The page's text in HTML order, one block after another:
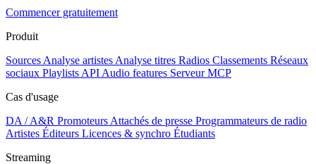
Commencer gratuitement
Produit
Sources Analyse artistes Analyse titres Radios Classements Réseaux
sociaux Playlists API Audio features Serveur MCP
Cas d'usage
DA / A&R Promoteurs Attachés de presse Programmateurs de radio
Artistes Éditeurs Licences & synchro Étudiants
Streaming